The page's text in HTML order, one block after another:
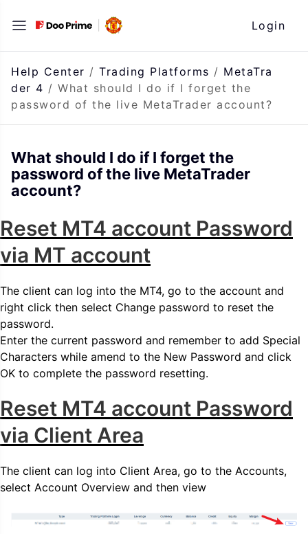
content
Login
Help Center / Trading Platforms / MetaTra
der 4 / What should I do if I forget the
password of the live MetaTrader account?
What should I do if I forget the
password of the live MetaTrader
account?
Reset MT4 account Password
via MT account
The client can log into the MT4, go to the account and
right click then select Change password to reset the
password.
Enter the current password and remember to add Special
Characters while amend to the New Password and click
OK to complete the password resetting.
Reset MT4 account Password
via Client Area
The client can log into Client Area, go to the Accounts,
select Account Overview and then view